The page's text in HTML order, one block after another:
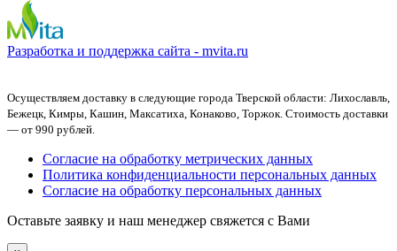
Разработка и поддержка сайта - mvita.ru
Осуществляем доставку в следующие города Тверской области: Лихославль,
Бежецк, Кимры, Кашин, Максатиха, Конаково, Торжок. Стоимость доставки
— от 990 рублей.
Согласие на обработку метрических данных
Политика конфиденциальности персональных данных
Согласие на обработку персональных данных
Оставьте заявку и наш менеджер свяжется с Вами